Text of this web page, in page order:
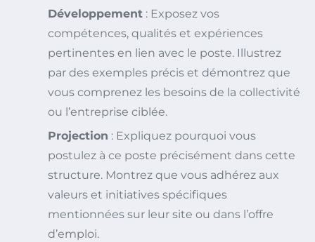
Développement : Exposez vos
compétences, qualités et expériences
pertinentes en lien avec le poste. Illustrez
par des exemples précis et démontrez que
vous comprenez les besoins de la collectivité
ou l’entreprise ciblée.
Projection : Expliquez pourquoi vous
postulez à ce poste précisément dans cette
structure. Montrez que vous adhérez aux
valeurs et initiatives spécifiques
mentionnées sur leur site ou dans l’offre
d’emploi.